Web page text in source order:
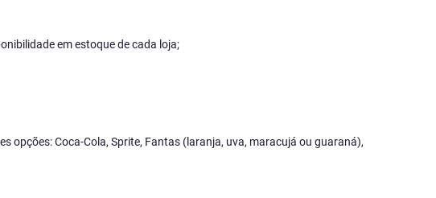
em estoque de cada loja;
opções: Coca-Cola, Sprite, Fantas (laranja, uva, maracujá ou guaraná),